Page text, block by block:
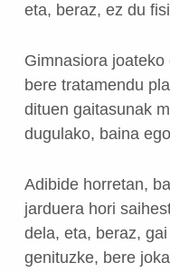
eta, beraz, ez du
Gimnasiora
bere tratamendu
dituen gaitasunak
dugulako, baina
Adibide horretan,
jarduera hori
dela, eta, beraz,
genituzke, bere